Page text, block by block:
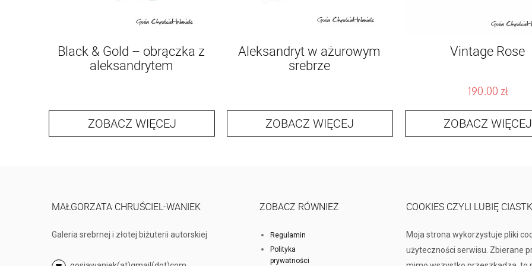
Black & Gold – obrączka z
aleksandrytem
ZOBACZ WIĘCEJ
Aleksandryt w ażurowym
srebrze
ZOBACZ WIĘCEJ
Vintage Rose
190.00 zł
ZOBACZ WIĘCEJ
MAŁGORZATA CHRUŚCIEL-WANIEK
Galeria srebrnej i złotej biżuterii autorskiej
ZOBACZ RÓWNIEŻ
Regulamin
Polityka
prywatności
COOKIES CZYLI LUBIĘ
Moja strona wykorzystuje pliki
użyteczności serwisu. Zbierane